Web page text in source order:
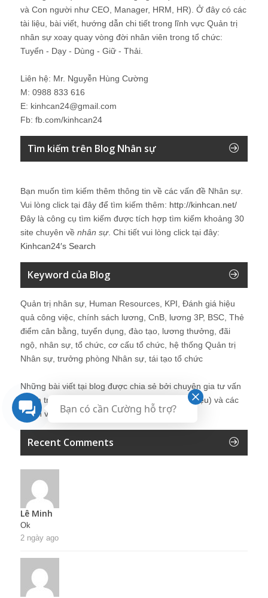
và Con người như CEO, Manager, HRM, HR). Ở đây có các
tài liệu, bài viết, hướng dẫn chi tiết trong lĩnh vực Quản trị
nhân sự xoay quay vòng đời nhân viên trong tổ chức:
Tuyển - Dạy - Dùng - Giữ - Thải.
Liên hệ: Mr. Nguyễn Hùng Cường
M: 0988 833 616
E: kinhcan24@gmail.com
Fb: fb.com/kinhcan24
Tìm kiếm trên Blog Nhân sự
Bạn muốn tìm kiếm thêm thông tin về các vấn đề Nhân sự
Vui lòng click tại đây để tìm kiếm thêm: http://kinhcan.net/
Đây là công cụ tìm kiếm được tích hợp tìm kiếm khoảng 30
site chuyên về nhân sự. Chi tiết vui lòng click tại đây:
Kinhcan24′s Search
Keyword của Blog
Quản trị nhân sự, Human Resources, KPI, Đánh giá hiệu
quả công việc, chính sách lương, CnB, lương 3P, BSC, Thẻ
điểm cân bằng, tuyển dụng, đào tạo, lương thưởng, đãi
ngộ, nhân sự, tổ chức, cơ cấu tổ chức, hệ thống Quản trị
Nhân sự, trưởng phòng Nhân sự, tái tạo tổ chức
Những bài viết tại blog được chia sẻ bởi chuyên gia tư vấn
Quản trị Nhân sự Nguyễn Hùng Cường (
giới thiệu) và các
thành viên khác trong cộng đồng Nhân sự.
Recent Comments
Lê Minh
Ok
2 ngày ago
Bạn có cần Cường hỗ trợ?